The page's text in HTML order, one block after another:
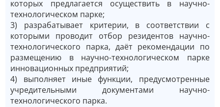
которых предлагается осуществить в научно-
технологическом парке;
3) разрабатывает критерии, в соответствии с
которыми проводит отбор резидентов научно-
технологического парка, даёт рекомендации по
размещению в научно-технологическом парке
инновационных предприятий;
4) выполняет иные функции, предусмотренные
учредительными документами научно-
технологического парка.